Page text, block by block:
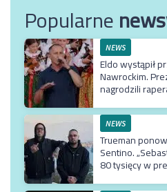
Popularne
NEWS
Eldo wystąpił
Nawrockim.
nagrodzili
NEWS
Trueman
Sentino.
80 tysięcy w